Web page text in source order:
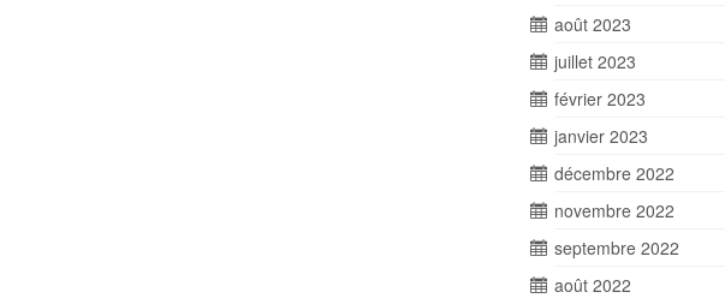
août 2023
juillet 2023
février 2023
janvier 2023
décembre 2022
novembre 2022
septembre 2022
août 2022